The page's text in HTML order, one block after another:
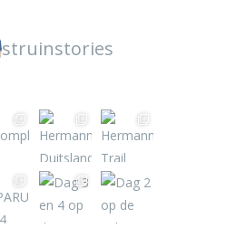
struinstories